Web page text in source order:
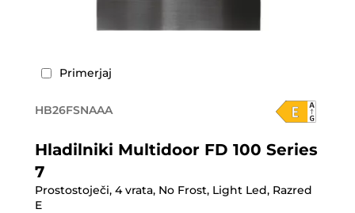
Primerjaj
HB26FSNAAA
Hladilniki Multidoor FD 100 Series
7
Prostostoječi, 4 vrata, No Frost, Light Led, Razred
E